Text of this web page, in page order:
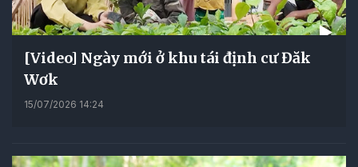
[Video] Ngày mới ở khu tái định cư Đăk
Wơk
15/07/2026 14:24